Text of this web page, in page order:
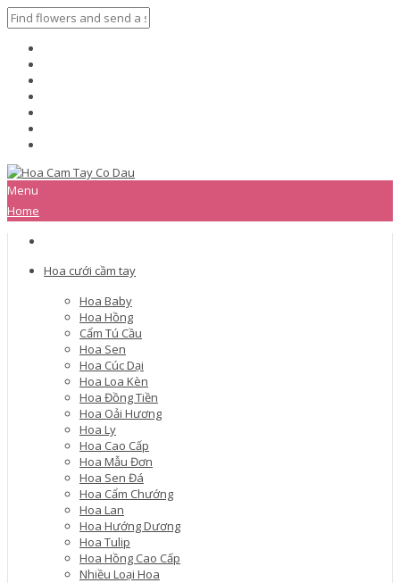
Menu
Home
Hoa cưới cầm tay
Hoa Baby
Hoa Hồng
Cẩm Tú Cầu
Hoa Sen
Hoa Cúc Dại
Hoa Loa Kèn
Hoa Đồng Tiền
Hoa Oải Hương
Hoa Ly
Hoa Cao Cấp
Hoa Mẫu Đơn
Hoa Sen Đá
Hoa Cẩm Chướng
Hoa Lan
Hoa Hướng Dương
Hoa Tulip
Hoa Hồng Cao Cấp
Nhiều Loại Hoa